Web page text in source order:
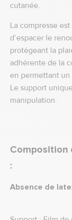
cutanée.
La compresse
d’espacer le
protégeant la
adhérente de la
en permettant
Le support
manipulation.
Composition
:
Absence de